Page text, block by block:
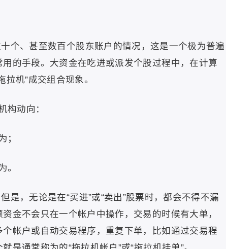
个、甚至数百个股东账户的情况，这是一个极为普遍
的手段。大资金在吃进或派发个股过程中，在计算
机”成交组合现象。
构动向：
；
。
，无论是在“买进”或“卖出”股票时，都会不得不漏
金不会只在一个帐户中操作，交易的时候有大单，
帐户或自动交易程序，重复下单，比如通过交易程